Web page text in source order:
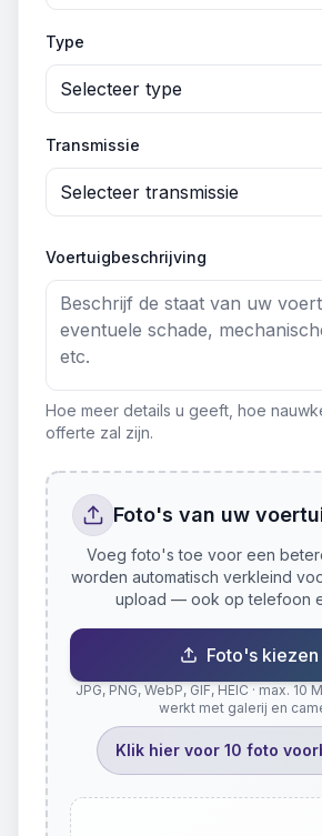
Type
Selecteer type
Transmissie
Selecteer transmissie
Voertuigbeschrijving
Hoe meer details u geeft, hoe
offerte zal zijn.
Foto's van uw
Voeg foto's toe voor een
worden automatisch verkleind
upload — ook op telefoon
Foto's kiezen
JPG, PNG, WebP, GIF, HEIC · max. 10
werkt met galerij en
Klik hier voor 10 foto